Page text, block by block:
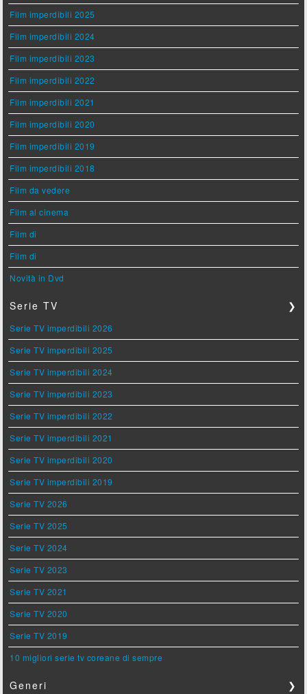
Film imperdibili 2025
Film imperdibili 2024
Film imperdibili 2023
Film imperdibili 2022
Film imperdibili 2021
Film imperdibili 2020
Film imperdibili 2019
Film imperdibili 2018
Film da vedere
Film al cinema
Film di
Film di
Novità in Dvd
Serie TV ❯
Serie TV imperdibili 2026
Serie TV imperdibili 2025
Serie TV imperdibili 2024
Serie TV imperdibili 2023
Serie TV imperdibili 2022
Serie TV imperdibili 2021
Serie TV imperdibili 2020
Serie TV imperdibili 2019
Serie TV 2026
Serie TV 2025
Serie TV 2024
Serie TV 2023
Serie TV 2021
Serie TV 2020
Serie TV 2019
10 migliori serie tv coreane di sempre
Generi ❯